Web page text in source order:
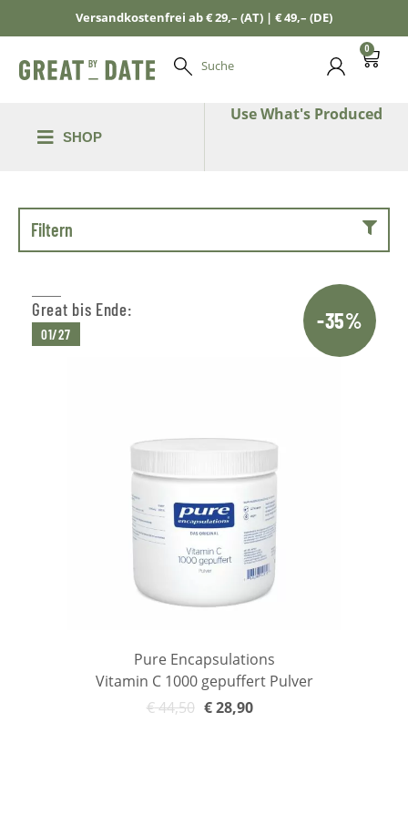
Versandkostenfrei ab € 29,– (AT) | € 49,– (DE)
Suche
0
SHOP
Use What's Produced
Filtern
Great bis Ende:
01/27
-35%
Pure Encapsulations
Vitamin C 1000 gepuffert Pulver
€44,50 €28,90